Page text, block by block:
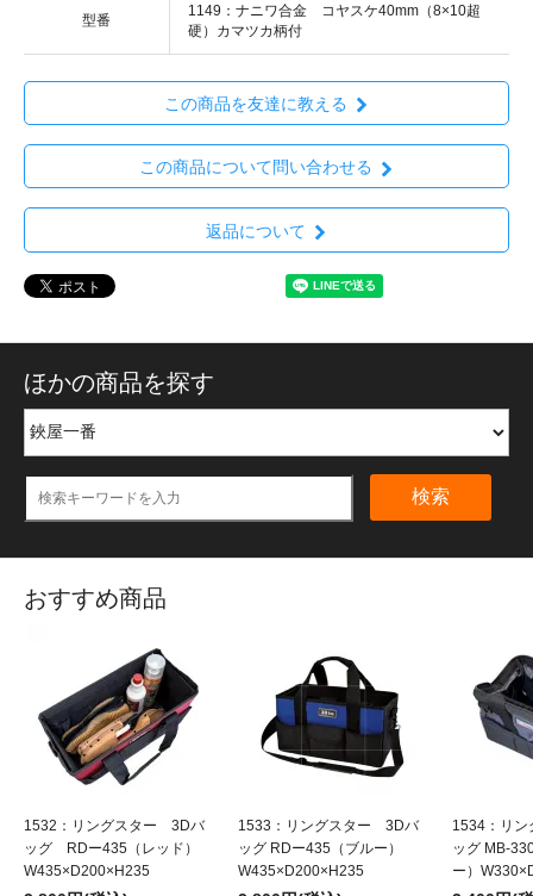
型番
1149：ナニワ合金 コヤスケ40mm（8×10超
硬）カマツカ柄付
この商品を友達に教える
この商品について問い合わせる
返品について
ほかの商品を探す
検索
おすすめ商品
1532：リングスター 3Dバ
ッグ RDー435（レッド）
W435×D200×H235
1533：リングスター 3Dバ
ッグ RDー435（ブルー）
W435×D200×H235
1534：リ
ッグ MB-
ー）